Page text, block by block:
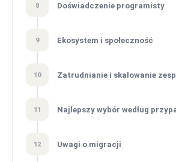
8 Doświadczenie programisty
9 Ekosystem i społeczność
10 Zatrudnianie i skalowanie
11 Najlepszy wybór według
12 Uwagi o migracji